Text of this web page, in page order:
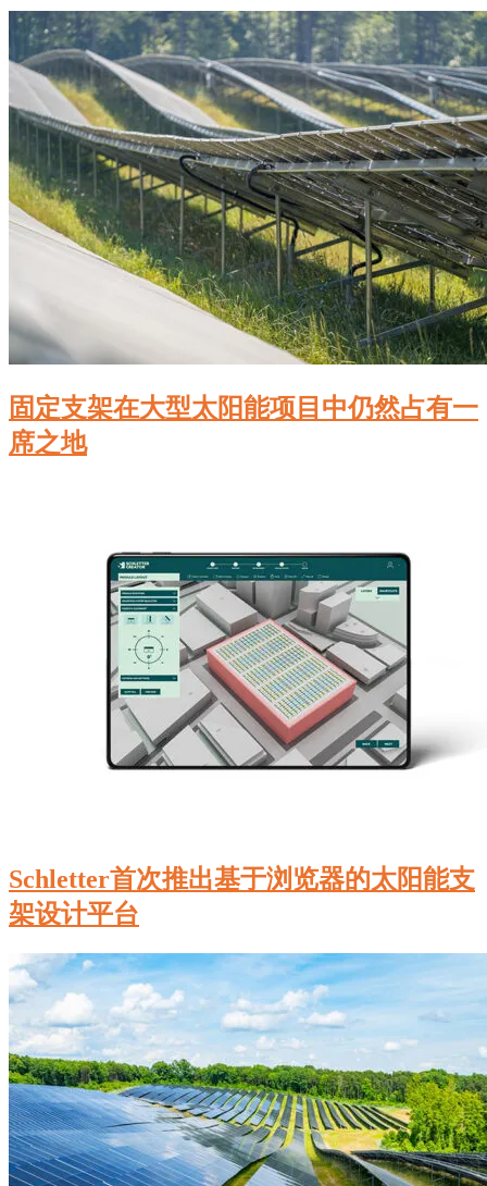
固定支架在大型太阳能项目中仍然占有一
席之地
Schletter首次推出基于浏览器的太阳能支
架设计平台